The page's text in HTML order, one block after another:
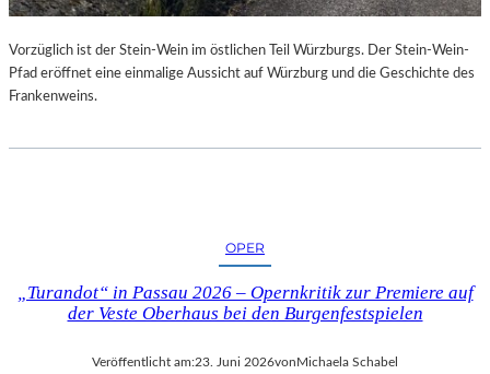
U
R
-
Vorzüglich ist der Stein-Wein im östlichen Teil Würzburgs. Der Stein-Wein-
Pfad eröffnet eine einmalige Aussicht auf Würzburg und die Geschichte des
Frankenweins.
OPER
„Turandot“ in Passau 2026 – Opernkritik zur Premiere auf
der Veste Oberhaus bei den Burgenfestspielen
Veröffentlicht am:23. Juni 2026vonMichaela Schabel